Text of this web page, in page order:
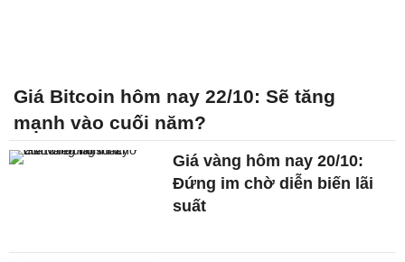
Giá Bitcoin hôm nay 22/10: Sẽ tăng
mạnh vào cuối năm?
Giá vàng hôm nay 20/10:
Đứng im chờ diễn biến lãi
suất